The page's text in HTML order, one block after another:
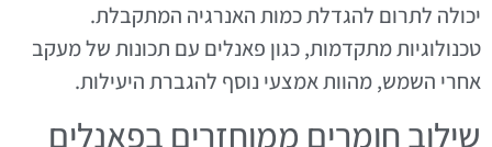
יכולה לתרום להגדלת כמות האנרגיה המתקבלת.
טכנולוגיות מתקדמות, כגון פאנלים עם תכונות של מעקב
אחרי השמש, מהוות אמצעי נוסף להגברת היעילות.
שילוב חומרים ממוחזרים בפאנלים